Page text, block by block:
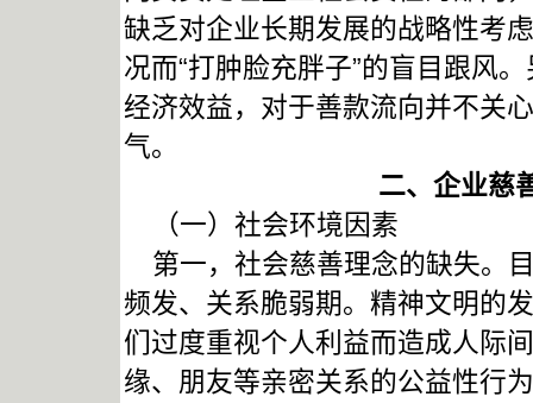
缺乏对企业长期发展的战略性考
况而“打肿脸充胖子”的盲目跟风
经济效益，对于善款流向并不关
气。
二、企业慈
（一）社会环境因素
第一，社会慈善理念的缺失。
频发、关系脆弱期。精神文明的
们过度重视个人利益而造成人际
缘、朋友等亲密关系的公益性行